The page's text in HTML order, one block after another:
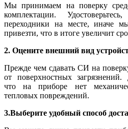
Мы принимаем на поверку
комплектации.
переходники на месте, иначе
привезти, что в итоге увеличит
2. Оцените внешний вид
Прежде чем сдавать СИ на
от поверхностных загрязнений.
что на приборе нет
тепловых повреждений.
3.Выберите удобный способ